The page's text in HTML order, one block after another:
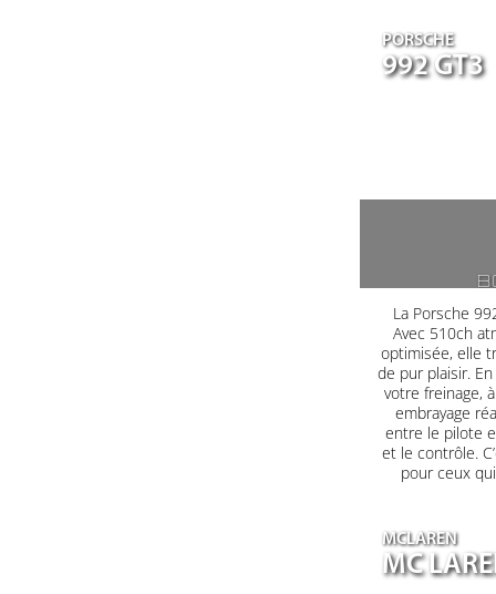
PORSCHE
992 GT3
La Porsche
Avec 510ch
optimisée, elle
de pur plaisir.
votre freinage,
embrayage
entre le pilote
et le contrôle.
pour ceux
MCLAREN
MC